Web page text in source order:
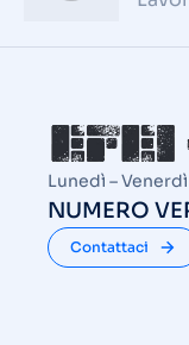
Lunedì –
NUMERO
Contattaci